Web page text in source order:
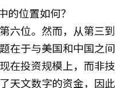
的位置如何？
六位。然而，从第三到
在于与美国和中国之间
在投资规模上，而非技
天文数字的资金，因此